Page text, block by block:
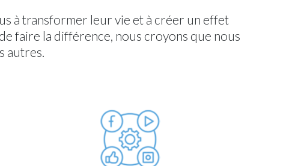
à transformer leur vie et à créer un effet
faire la différence, nous croyons que nous
autres.